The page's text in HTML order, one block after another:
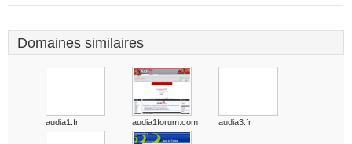
Domaines similaires
audia1.fr audia1forum.com audia3.fr